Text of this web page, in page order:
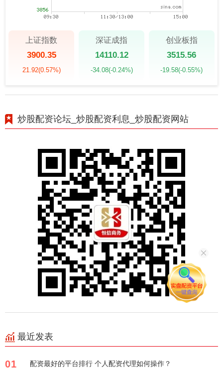
上证指数
3900.35
21.92(0.57%)
深证成指
14110.12
-34.08(-0.24%)
创业板指
3515.56
-19.58(-0.55%)
炒股配资论坛_炒股配资利息_炒股配资网站
最近发表
01 配资最好的平台排行 个人配资代理如何操作？